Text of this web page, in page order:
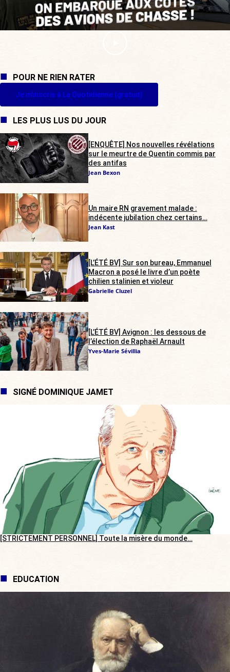
POUR NE RIEN RATER
Je m'inscris à La Quotidienne (gratuit)
LES PLUS LUS DU JOUR
[ENQUÊTE] Nos nouvelles révélations
sur le meurtre de Quentin commis par
des antifas
Jean Bexon
Un maire RN gravement malade :
indécente jubilation chez certains…
Jean Kast
[L’ÉTÉ BV] Sur son bureau, Emmanuel
Macron a posé le livre d’un poète
chilien stalinien et violeur
Gabrielle Cluzel
[L’ÉTÉ BV] Avignon : les dessous de
l’élection de Raphaël Arnault
Yves-Marie Sévillia
SIGNÉ DOMINIQUE JAMET
[STRICTEMENT PERSONNEL] Toute la misère du monde…
EDUCATION